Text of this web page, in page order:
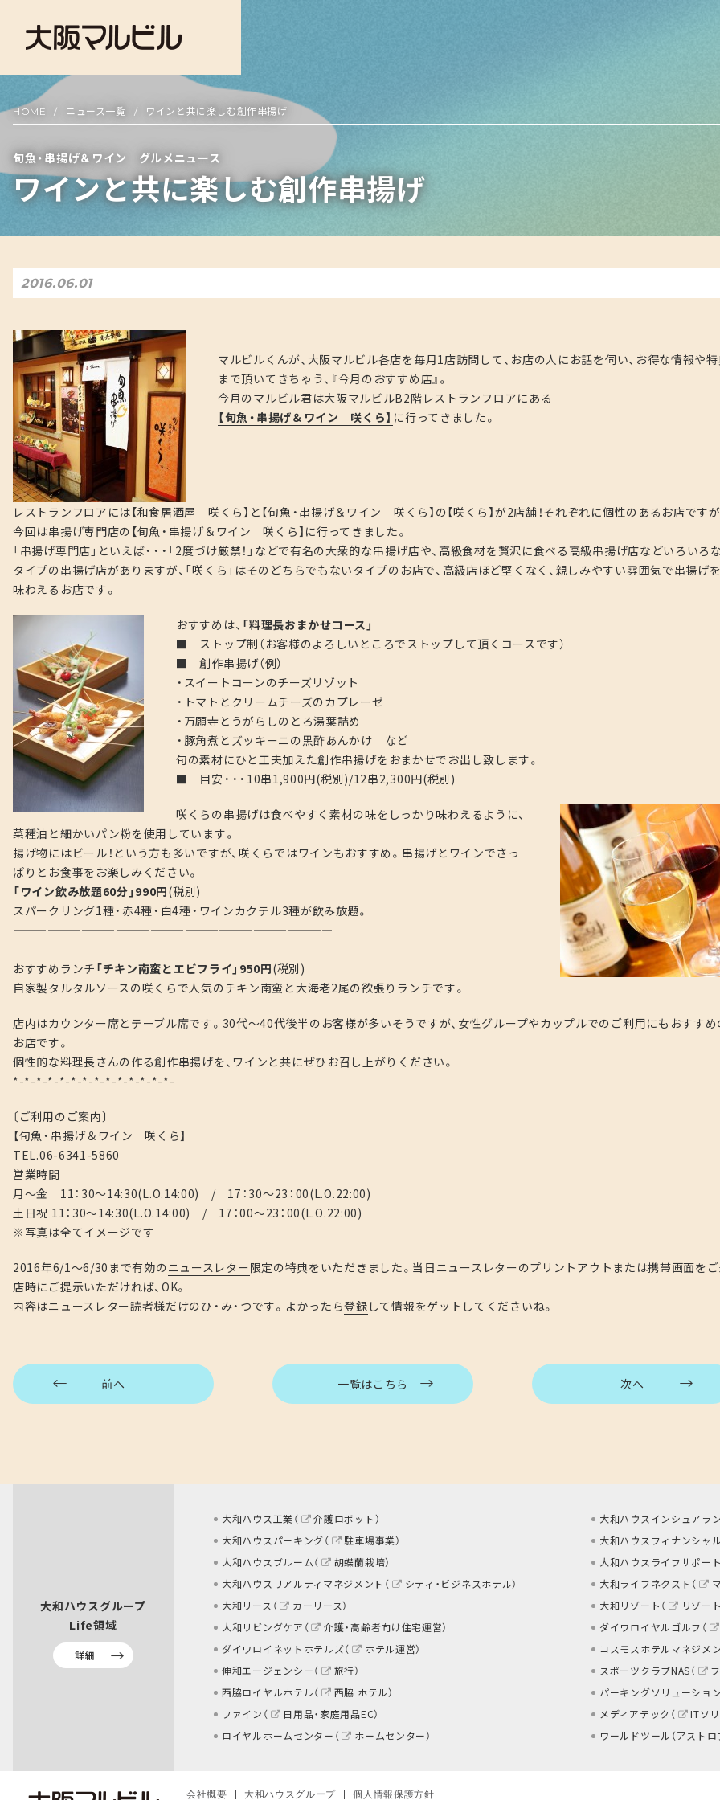
HOME ニュース一覧 ワインと共に楽しむ創作串揚げ
旬魚・串揚げ＆ワイン グルメニュース
ワインと共に楽しむ創作串揚げ
2016.06.01
マルビルくんが、大阪マルビル各店を毎月1店訪問して、お店の人にお話を伺い、お得な情報や
まで頂いてきちゃう、『今月のおすすめ店』。
今月のマルビル君は大阪マルビルB2階レストランフロアにある
【旬魚・串揚げ＆ワイン 咲くら】 に行ってきました。
レストランフロアには【和食居酒屋 咲くら】と【旬魚・串揚げ＆ワイン 咲くら】の【咲くら】が2店舗！それぞれに個性のあるお店ですが
今回は串揚げ専門店の【旬魚・串揚げ＆ワイン 咲くら】に行ってきました。
「串揚げ専門店」といえば・・・「2度づけ厳禁！」などで有名の大衆的な串揚げ店や、高級食材を贅沢に食べる高級串揚げ店などいろいろ
タイプの串揚げ店がありますが、「咲くら」はそのどちらでもないタイプのお店で、高級店ほど堅くなく、親しみやすい雰囲気で串揚げ
味わえるお店です。
おすすめは、 「料理長おまかせコース」
■ ストップ制（お客様のよろしいところでストップして頂くコースです）
■ 創作串揚げ（例）
・スイートコーンのチーズリゾット
・トマトとクリームチーズのカプレーゼ
・万願寺とうがらしのとろ湯葉詰め
・豚角煮とズッキーニの黒酢あんかけ など
旬の素材にひと工夫加えた創作串揚げをおまかせでお出し致します。
■ 目安・・・10串1,900円(税別)/12串2,300円(税別)
咲くらの串揚げは食べやすく素材の味をしっかり味わえるように、
菜種油と細かいパン粉を使用しています。
揚げ物にはビール！という方も多いですが、咲くらではワインもおすすめ。串揚げとワインでさっ
ぱりとお食事をお楽しみください。
「ワイン飲み放題60分」990円(税別)
スパークリング1種・赤4種・白4種・ワインカクテル3種が飲み放題。
————————————————————————————
おすすめランチ 「チキン南蛮とエビフライ」950円(税別)
自家製タルタルソースの咲くらで人気のチキン南蛮と大海老2尾の欲張りランチです。
店内はカウンター席とテーブル席です。30代～40代後半のお客様が多いそうですが、女性グループやカップルでのご利用にもおすすめ
お店です。
個性的な料理長さんの作る創作串揚げを、ワインと共にぜひお召し上がりください。
*-*-*-*-*-*-*-*-*-*-*-*-*-*-
〔ご利用のご案内〕
【旬魚・串揚げ＆ワイン 咲くら】
TEL.06-6341-5860
営業時間
月～金 11：30～14:30(L.O.14:00) / 17：30～23：00(L.O.22:00)
土日祝 11：30～14:30(L.O.14:00) / 17：00～23：00(L.O.22:00)
※写真は全てイメージです
2016年6/1～6/30まで有効の ニュースレター限定の特典をいただきました。当日ニュースレターのプリントアウトまたは携帯画面を
店時にご提示いただければ、OK。
内容はニュースレター読者様だけのひ・み・つです。よかったら登録 して情報をゲットしてくださいね。
前へ 一覧はこちら 次へ
大和ハウスグループ
Life領域
詳細
大和ハウス工業（ 介護ロボット）
大和ハウスインシュアラ
大和ハウスパーキング（
駐車場事業）
大和ハウスフィナンシャル
大和ハウスブルーム（
胡蝶蘭栽培）
大和ハウスライフサポート
大和ハウスリアルティマネジメント（
シティ・ビジネスホテル） 大和ライフネクスト（
大和リース（
カーリース） 大和リゾート（
リゾー
大和リビングケア（
介護・高齢者向け住宅運営）
ダイワロイヤルゴルフ（
ダイワロイネットホテルズ（
ホテル運営）
コスモスホテルマネジメ
伸和エージェンシー（
旅行） スポーツクラブNAS（
西脇ロイヤルホテル（
西脇 ホテル）
パーキングソリューショ
ファイン（
日用品・家庭用品EC） メディアテック（
ITソ
ロイヤルホームセンター（
ホームセンター） ワールドツール（アストロ
会社概要 大和ハウスグループ 個人情報保護方針